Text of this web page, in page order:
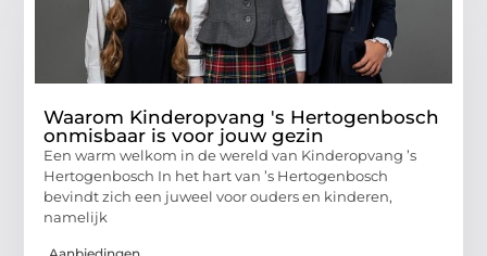
Waarom Kinderopvang 's Hertogenbosch
onmisbaar is voor jouw gezin
Een warm welkom in de wereld van Kinderopvang ’s
Hertogenbosch In het hart van ’s Hertogenbosch
bevindt zich een juweel voor ouders en kinderen,
namelijk